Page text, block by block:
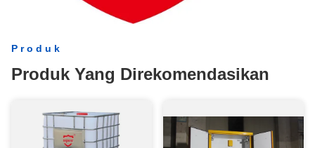
dimensi, warna, kapasitas
penyimpanan, konfigurasi
branding.Solusi khusus tersedia
aplikasi industri.
internasional, termasuk: EN14470-
Produk
Produk Yang Direkomendasikan